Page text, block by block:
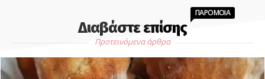
Διαβάστε επίσης
ΠΑΡΟΜΟΙΑ
Προτεινόμενα άρθρα